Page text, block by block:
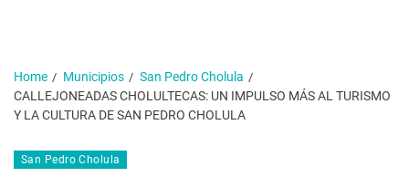
Home Municipios
San Pedro Cholula
CALLEJONEADAS CHOLULTECAS: UN IMPULSO MÁS AL TURISMO
Y LA CULTURA DE SAN PEDRO CHOLULA
San Pedro Cholula